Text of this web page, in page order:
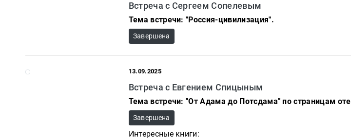
Встреча с Сергеем Сопелевым
Тема встречи: "Россия-цивилизация".
Завершена
13.09.2025
Встреча с Евгением Спицыным
Тема встречи: "От Адама до Потсдама" по страницам
Завершена
Интересные книги:
Образ
жизни